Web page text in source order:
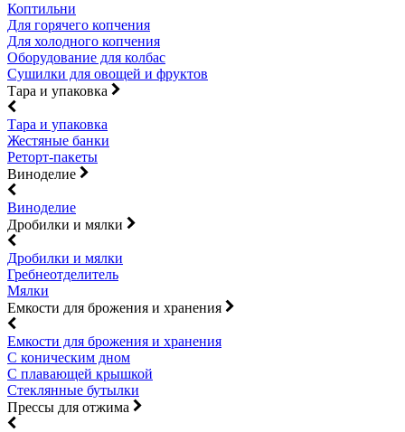
Коптильни
Для горячего копчения
Для холодного копчения
Оборудование для колбас
Сушилки для овощей и фруктов
Тара и упаковка
Тара и упаковка
Жестяные банки
Реторт-пакеты
Виноделие
Виноделие
Дробилки и мялки
Дробилки и мялки
Гребнеотделитель
Мялки
Емкости для брожения и хранения
Емкости для брожения и хранения
С коническим дном
С плавающей крышкой
Стеклянные бутылки
Прессы для отжима